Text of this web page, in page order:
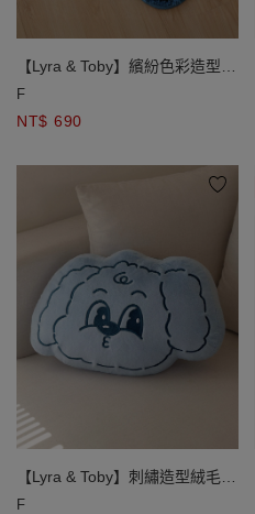
【Lyra & Toby】繽紛色彩造型絨
毛地墊
F
NT$ 690
【Lyra & Toby】刺繡造型絨毛抱
枕
F